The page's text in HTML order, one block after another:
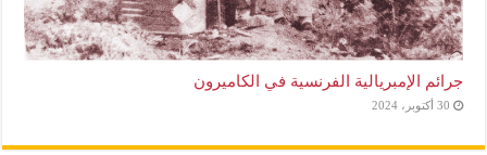
جرائم الإمبريالية الفرنسية في الكاميرون
30 أكتوبر، 2024